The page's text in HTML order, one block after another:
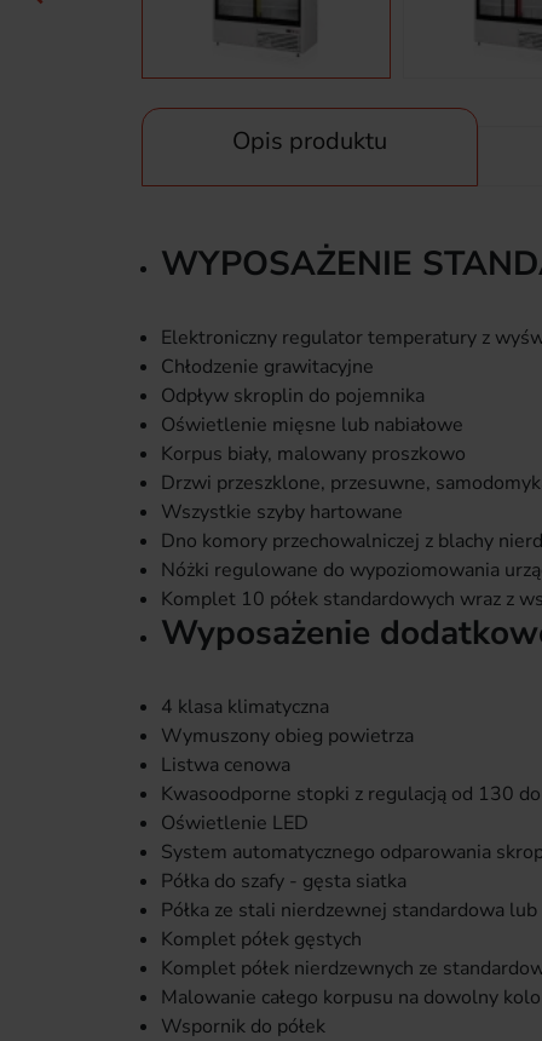
Opis produktu
WYPOSAŻENIE
Elektroniczny regulator temperatury z
Chłodzenie grawitacyjne
Odpływ skroplin do pojemnika
Oświetlenie mięsne lub nabiałowe
Korpus biały, malowany proszkowo
Drzwi przeszklone, przesuwne,
Wszystkie szyby hartowane
Dno komory przechowalniczej z blachy
Nóżki regulowane do wypoziomowania
Komplet 10 półek standardowych wraz z
Wyposażenie
4 klasa klimatyczna
Wymuszony obieg powietrza
Listwa cenowa
Kwasoodporne stopki z regulacją od 130
Oświetlenie LED
System automatycznego odparowania
Półka do szafy - gęsta siatka
Półka ze stali nierdzewnej standardowa
Komplet półek gęstych
Komplet półek nierdzewnych ze
Malowanie całego korpusu na dowolny
Wspornik do półek